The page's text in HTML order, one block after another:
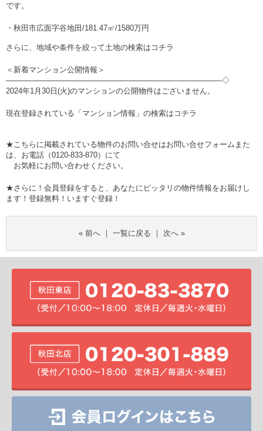
です。
・秋田市広面字谷地田/181.47㎡/1580万円
さらに、地域や条件を絞って土地の検索は コチラ
＜新着マンション公開情報＞
————————————————————————————-◇
2024年1月30日(火)のマンションの公開物件はございません。
現在登録されている「マンション情報」の検索は コチラ
★こちらに掲載されている物件のお問い合せはお問い合せフォーム また
は、お電話（0120-833-870）にて
お気軽にお問い合わせください。
★さらに！会員登録をすると、あなたにピッタリの物件情報をお届けし
ます！登録無料！ いますぐ登録！
« 前へ｜ 一覧に戻る ｜ 次へ»